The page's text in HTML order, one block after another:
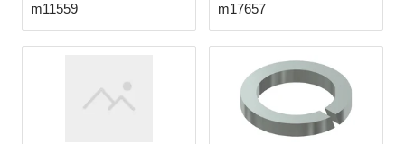
m11559
m17657